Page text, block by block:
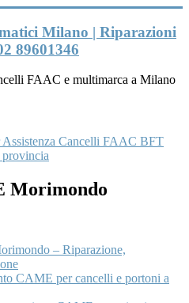
Milano | Riparazioni
89601346
FAAC e multimarca a Milano
Assistenza Cancelli FAAC BFT
Morimondo
– Riparazione,
CAME per cancelli e portoni a